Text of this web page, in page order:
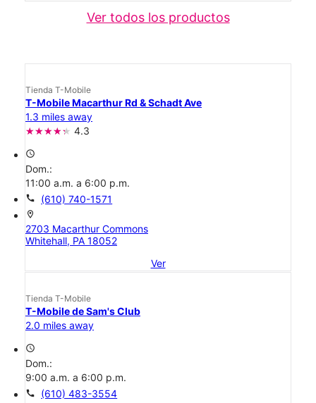
Ver todos los productos
Tienda T-Mobile
T-Mobile Macarthur Rd & Schadt Ave
1.3 miles away
4.3
access_time
Dom.:
11:00 a.m. a 6:00 p.m.
call (610) 740-1571
location_on
2703 Macarthur Commons
Whitehall, PA 18052
Ver
Tienda T-Mobile
T-Mobile de Sam's Club
2.0 miles away
access_time
Dom.:
9:00 a.m. a 6:00 p.m.
call (610) 483-3554